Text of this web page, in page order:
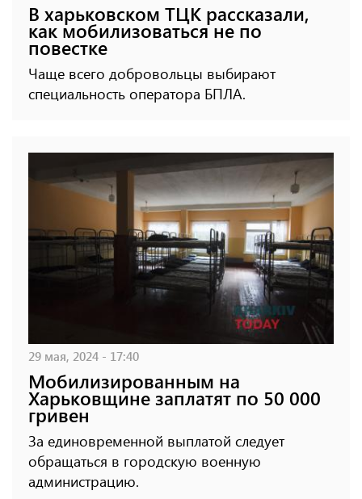
В харьковском ТЦК рассказали,
как мобилизоваться не по
повестке
Чаще всего добровольцы выбирают
специальность оператора БПЛА.
29 мая, 2024 - 17:40
Мобилизированным на
Харьковщине заплатят по 50 000
гривен
За единовременной выплатой следует
обращаться в городскую военную
администрацию.